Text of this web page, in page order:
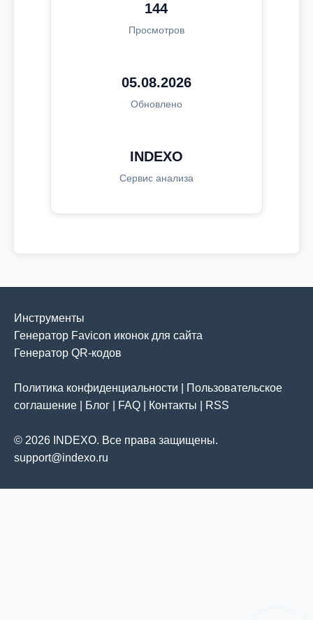
144
Просмотров
05.08.2026
Обновлено
INDEXO
Сервис анализа
Инструменты
Генератор Favicon иконок для сайта
Генератор QR-кодов
Политика конфиденциальности
Пользовательское
соглашение
Блог FAQ Контакты RSS
© 2026 INDEXO. Все права защищены.
support@indexo.ru